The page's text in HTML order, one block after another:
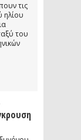
τις
ηλίου
του